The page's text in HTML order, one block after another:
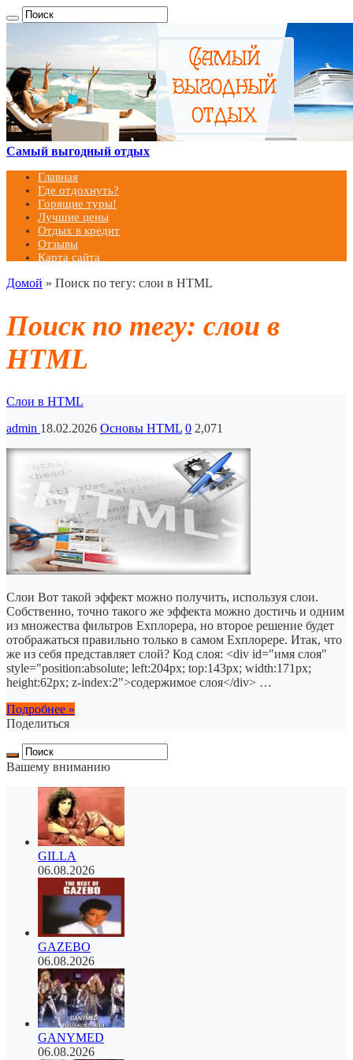
Самый выгодный отдых
Главная
Где отдохнуть?
Горящие туры!
Лучшие цены
Отдых в кредит
Отзывы
Карта сайта
Домой » Поиск по тегу: слои в HTML
Поиск по тегу: слои в
HTML
Слои в HTML
admin 18.02.2026 Основы HTML 0 2,071
Слои Вот такой эффект можно получить, используя слои.
Собственно, точно такого же эффекта можно достичь и одним
из множества фильтров Ехплорера, но второе решение будет
отображаться правильно только в самом Ехплорере. Итак, что
же из себя представляет слой? Код слоя: <div id="имя слоя"
style="position:absolute; left:204px; top:143px; width:171px;
height:62px; z-index:2">содержимое слоя</div> …
Подробнее »
Поделиться
Вашему вниманию
GILLA
06.08.2026
GAZEBO
06.08.2026
GANYMED
06.08.2026